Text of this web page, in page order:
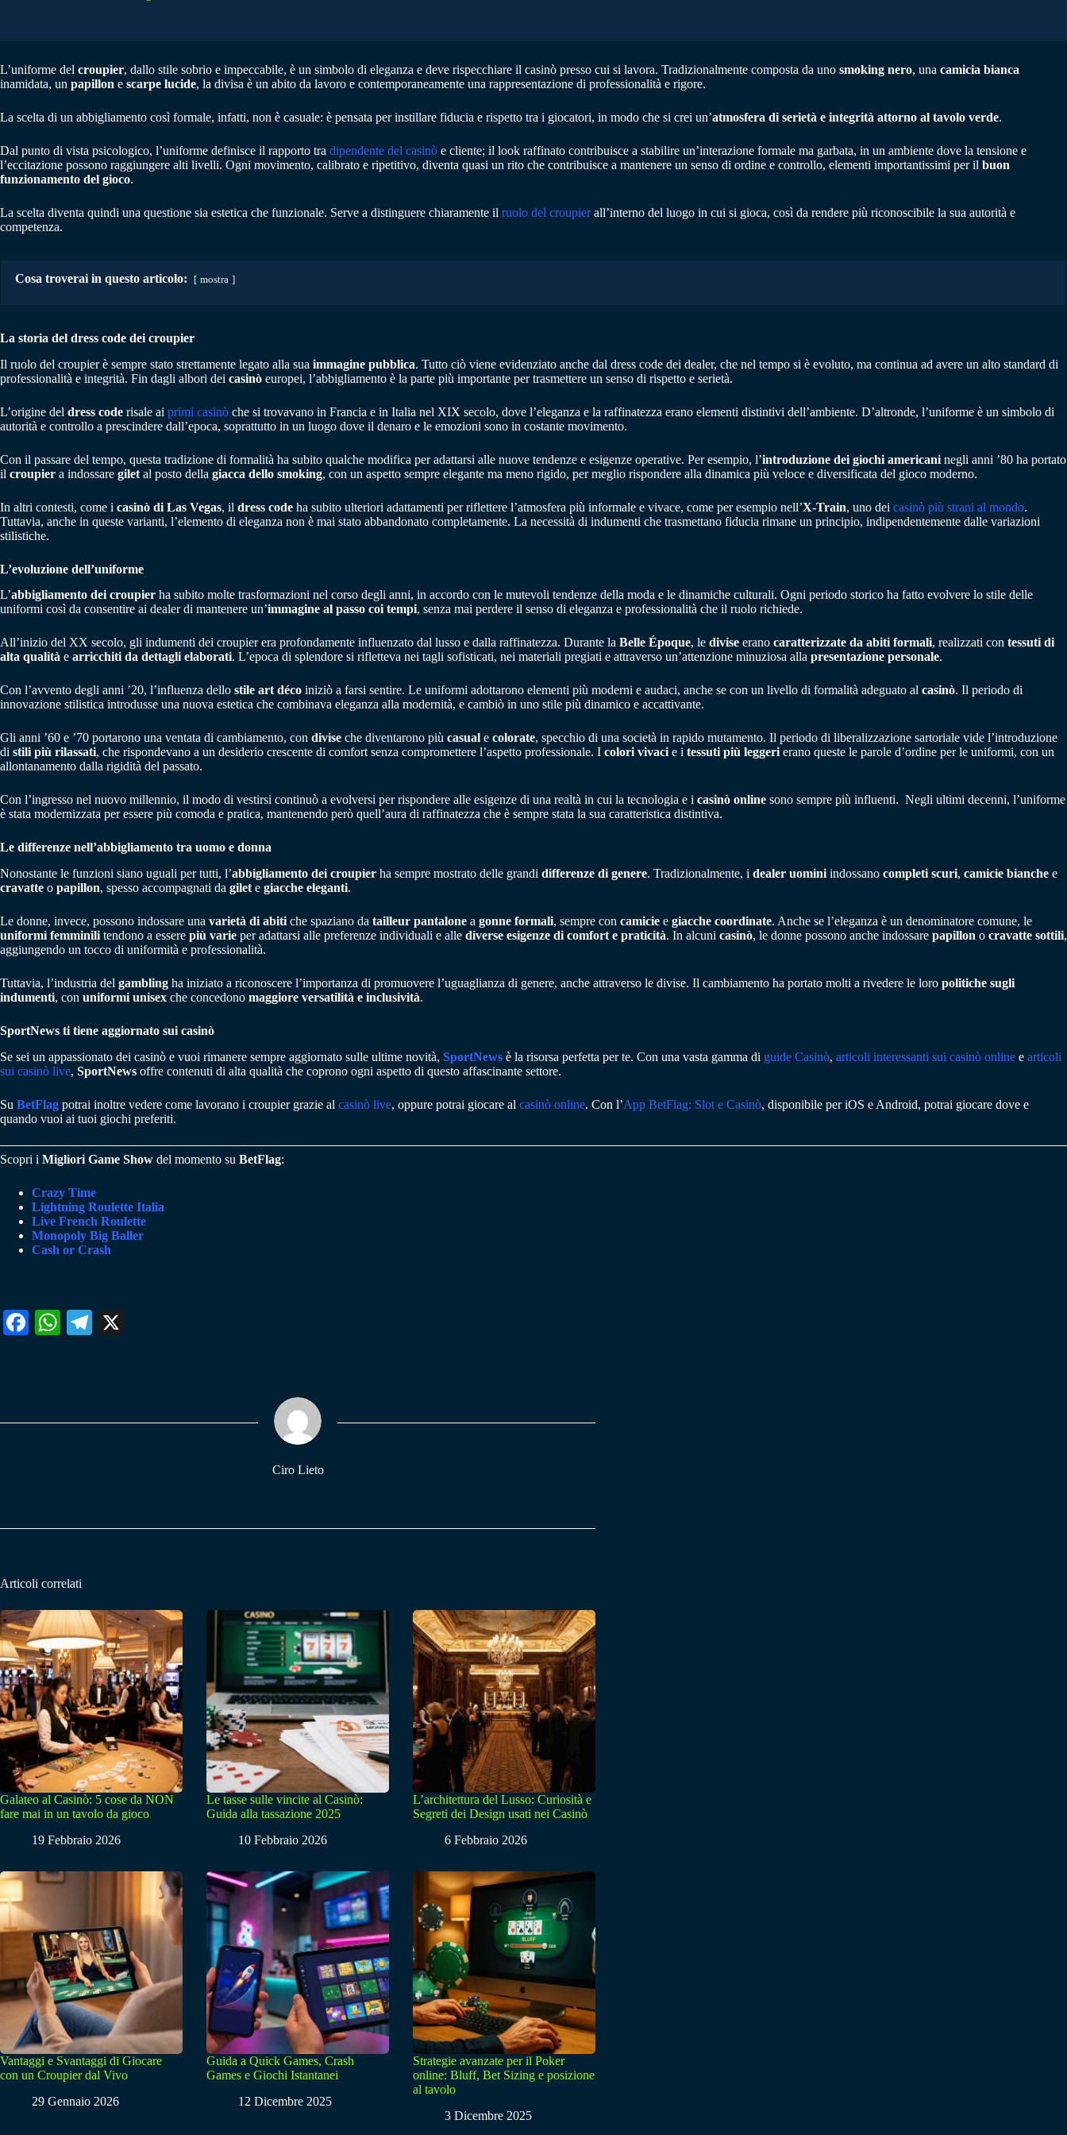
L’uniforme del croupier, dallo stile sobrio e impeccabile, è un simbolo di eleganza e deve rispecchiare il casinò presso cui si lavora. Tradizionalmente composta da uno smoking nero, una camicia bianca
inamidata, un papillon e scarpe lucide, la divisa è un abito da lavoro e contemporaneamente una rappresentazione di professionalità e rigore.
La scelta di un abbigliamento così formale, infatti, non è casuale: è pensata per instillare fiducia e rispetto tra i giocatori, in modo che si crei un’atmosfera di serietà e integrità attorno al tavolo verde.
Dal punto di vista psicologico, l’uniforme definisce il rapporto tra dipendente del casinò e cliente; il look raffinato contribuisce a stabilire un’interazione formale ma garbata, in un ambiente dove la tensione e
l’eccitazione possono raggiungere alti livelli. Ogni movimento, calibrato e ripetitivo, diventa quasi un rito che contribuisce a mantenere un senso di ordine e controllo, elementi importantissimi per il buon
funzionamento del gioco.
La scelta diventa quindi una questione sia estetica che funzionale. Serve a distinguere chiaramente il ruolo del croupierall’interno del luogo in cui si gioca, così da rendere più riconoscibile la sua autorità e
competenza.
Cosa troverai in questo articolo: mostra
La storia del dress code dei croupier
Il ruolo del croupier è sempre stato strettamente legato alla sua immagine pubblica. Tutto ciò viene evidenziato anche dal dress code dei dealer, che nel tempo si è evoluto, ma continua ad avere un alto standard di
professionalità e integrità. Fin dagli albori dei casinò europei, l’abbigliamento è la parte più importante per trasmettere un senso di rispetto e serietà.
L’origine del dress code risale ai primi casinò che si trovavano in Francia e in Italia nel XIX secolo, dove l’eleganza e la raffinatezza erano elementi distintivi dell’ambiente. D’altronde, l’uniforme è un simbolo di
autorità e controllo a prescindere dall’epoca, soprattutto in un luogo dove il denaro e le emozioni sono in costante movimento.
Con il passare del tempo, questa tradizione di formalità ha subito qualche modifica per adattarsi alle nuove tendenze e esigenze operative. Per esempio, l’introduzione dei giochi americani negli anni ’80 ha portato
il croupier a indossare gilet al posto della giacca dello smoking, con un aspetto sempre elegante ma meno rigido, per meglio rispondere alla dinamica più veloce e diversificata del gioco moderno.
In altri contesti, come i casinò di Las Vegas, il dress code ha subito ulteriori adattamenti per riflettere l’atmosfera più informale e vivace, come per esempio nell’X-Train, uno dei casinò più strani al mondo.
Tuttavia, anche in queste varianti, l’elemento di eleganza non è mai stato abbandonato completamente. La necessità di indumenti che trasmettano fiducia rimane un principio, indipendentemente dalle variazioni
stilistiche.
L’evoluzione dell’uniforme
L’abbigliamento dei croupier ha subito molte trasformazioni nel corso degli anni, in accordo con le mutevoli tendenze della moda e le dinamiche culturali. Ogni periodo storico ha fatto evolvere lo stile delle
uniformi così da consentire ai dealer di mantenere un’immagine al passo coi tempi, senza mai perdere il senso di eleganza e professionalità che il ruolo richiede.
All’inizio del XX secolo, gli indumenti dei croupier era profondamente influenzato dal lusso e dalla raffinatezza. Durante la Belle Époque, le divise erano caratterizzate da abiti formali, realizzati con tessuti di
alta qualità e arricchiti da dettagli elaborati. L’epoca di splendore si rifletteva nei tagli sofisticati, nei materiali pregiati e attraverso un’attenzione minuziosa alla presentazione personale.
Con l’avvento degli anni ’20, l’influenza dello stile art déco iniziò a farsi sentire. Le uniformi adottarono elementi più moderni e audaci, anche se con un livello di formalità adeguato al casinò. Il periodo di
innovazione stilistica introdusse una nuova estetica che combinava eleganza alla modernità, e cambiò in uno stile più dinamico e accattivante.
Gli anni ’60 e ’70 portarono una ventata di cambiamento, con divise che diventarono più casual e colorate, specchio di una società in rapido mutamento. Il periodo di liberalizzazione sartoriale vide l’introduzione
di stili più rilassati, che rispondevano a un desiderio crescente di comfort senza compromettere l’aspetto professionale. I colori vivacie i tessuti più leggerierano queste le parole d’ordine per le uniformi, con un
allontanamento dalla rigidità del passato.
Con l’ingresso nel nuovo millennio, il modo di vestirsi continuò a evolversi per rispondere alle esigenze di una realtà in cui la tecnologia e i casinò online sono sempre più influenti. Negli ultimi decenni, l’uniforme
è stata modernizzata per essere più comoda e pratica, mantenendo però quell’aura di raffinatezza che è sempre stata la sua caratteristica distintiva.
Le differenze nell’abbigliamento tra uomo e donna
Nonostante le funzioni siano uguali per tutti, l’abbigliamento dei croupier ha sempre mostrato delle grandi differenze di genere. Tradizionalmente, i dealer uomini indossano completi scuri, camicie bianche e
cravatte o papillon, spesso accompagnati da gilet e giacche eleganti.
Le donne, invece, possono indossare una varietà di abiti che spaziano da tailleur pantalone a gonne formali, sempre con camicie e giacche coordinate. Anche se l’eleganza è un denominatore comune, le
uniformi femminili tendono a essere più varie per adattarsi alle preferenze individuali e alle diverse esigenze di comfort e praticità. In alcuni casinò, le donne possono anche indossare papillon o cravatte sottili,
aggiungendo un tocco di uniformità e professionalità.
Tuttavia, l’industria del gambling ha iniziato a riconoscere l’importanza di promuovere l’uguaglianza di genere, anche attraverso le divise. Il cambiamento ha portato molti a rivedere le loro politiche sugli
indumenti, con uniformi unisex che concedono maggiore versatilità e inclusività.
SportNews ti tiene aggiornato sui casinò
Se sei un appassionato dei casinò e vuoi rimanere sempre aggiornato sulle ultime novità, SportNews è la risorsa perfetta per te. Con una vasta gamma di guide Casinò, articoli interessanti sui casinò online e articoli
sui casinò live, SportNews offre contenuti di alta qualità che coprono ogni aspetto di questo affascinante settore.
Su BetFlag potrai inoltre vedere come lavorano i croupier grazie al casinò live, oppure potrai giocare al casinò online. Con l’App BetFlag: Slot e Casinò, disponibile per iOS e Android, potrai giocare dove e
quando vuoi ai tuoi giochi preferiti.
Scopri i Migliori Game Show del momento su BetFlag:
Crazy Time
Lightning Roulette Italia
Live French Roulette
Monopoly Big Baller
Cash or Crash
Fa W
pp
Te
m
Ciro Lieto
Articoli correlati
Galateo al Casinò: 5 cose da NON
fare mai in un tavolo da gioco
19 Febbraio 2026
Le tasse sulle vincite al Casinò:
Guida alla tassazione 2025
10 Febbraio 2026
L’architettura del Lusso: Curiosità e
Segreti dei Design usati nei Casinò
6 Febbraio 2026
Vantaggi e Svantaggi di Giocare
con un Croupier dal Vivo
29 Gennaio 2026
Guida a Quick Games, Crash
Games e Giochi Istantanei
12 Dicembre 2025
Strategie avanzate per il Poker
online: Bluff, Bet Sizing e posizione
al tavolo
3 Dicembre 2025